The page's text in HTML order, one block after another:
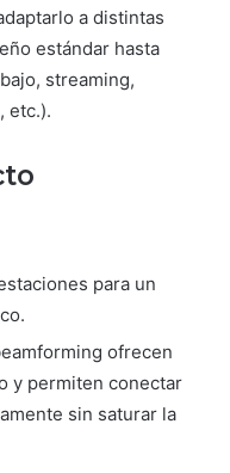
a distintas
estándar hasta
streaming,
etc.).
para un
ofrecen
y permiten conectar
sin saturar la